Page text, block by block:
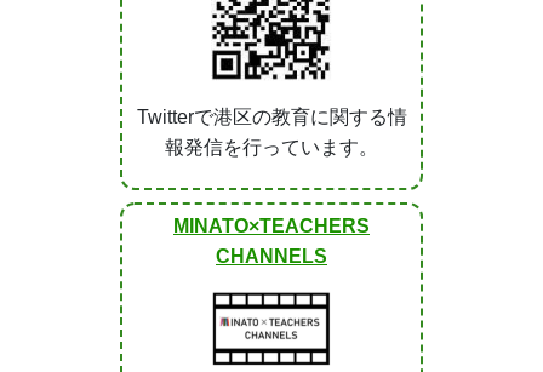
港区教育委員会と港区教育研究
会が連携して授業動画や教材を
配信しています。
森の子だより
2015年10月18日 22時00分
今日の出来事